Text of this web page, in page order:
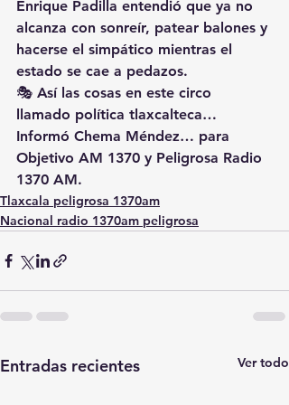
Enrique Padilla entendió que ya no
alcanza con sonreír, patear balones y
hacerse el simpático mientras el
estado se cae a pedazos.
🎭 Así las cosas en este circo
llamado política tlaxcalteca…
Informó Chema Méndez… para
Objetivo AM 1370 y Peligrosa Radio
1370 AM.
Tlaxcala peligrosa 1370am
Nacional radio 1370am peligrosa
Entradas recientes Ver todo